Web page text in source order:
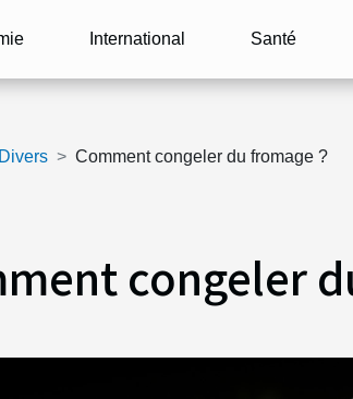
International Santé
Divers Comment congeler du fromage ?
congeler